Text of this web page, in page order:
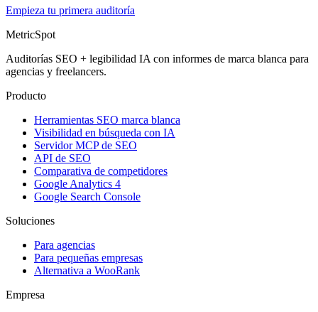
Empieza tu primera auditoría
MetricSpot
Auditorías SEO + legibilidad IA con informes de marca blanca para
agencias y freelancers.
Producto
Herramientas SEO marca blanca
Visibilidad en búsqueda con IA
Servidor MCP de SEO
API de SEO
Comparativa de competidores
Google Analytics 4
Google Search Console
Soluciones
Para agencias
Para pequeñas empresas
Alternativa a WooRank
Empresa